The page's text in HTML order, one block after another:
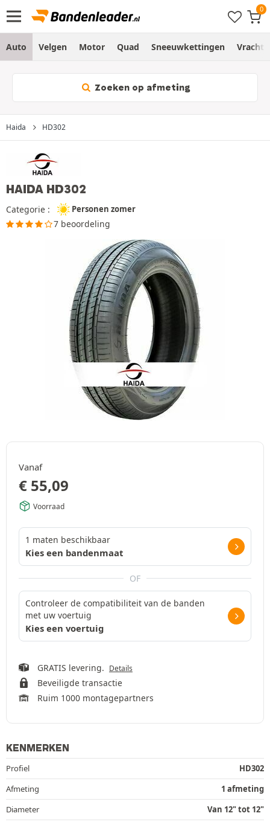
Auto Velgen Motor Quad Sneeuwkettingen
Zoeken op afmeting
Haida HD302
HAIDA HD302
Categorie : Personen zomer
7 beoordeling
Vanaf
€ 55,09
Voorraad
1 maten beschikbaar
Kies een bandenmaat
OF
Controleer de compatibiliteit van de banden
met uw voertuig
Kies een voertuig
GRATIS levering. Details
Beveiligde transactie
Ruim 1000 montagepartners
KENMERKEN
Profiel
HD302
Afmeting
1 afmeting
Diameter
Van 12" tot 12"